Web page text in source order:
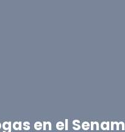
en el